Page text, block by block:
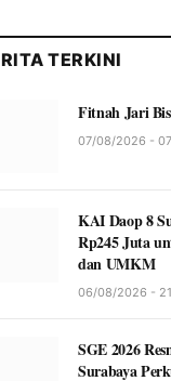
TERKINI
Fitnah Jari
07/08/2026 -
KAI Daop 8
Rp245 Juta
dan UMKM
06/08/2026 -
SGE 2026
Surabaya